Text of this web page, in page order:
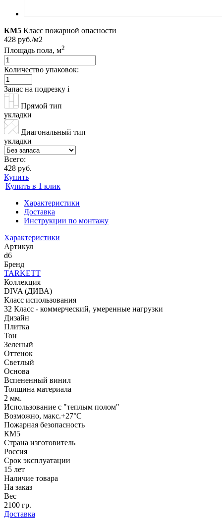
КМ5 Класс пожарной опасности
428 руб./м2
Площадь пола, м2
Количество упаковок:
Запас на подрезку i
Прямой тип
укладки
Диагональный тип
укладки
Всего:
428 руб.
Купить
Купить в 1 клик
Характеристики
Доставка
Инструкции по монтажу
Характеристики
Артикул
d6
Бренд
TARKETT
Коллекция
DIVA (ДИВА)
Класс использования
32 Класс - коммерческий, умеренные нагрузки
Дизайн
Плитка
Тон
Зеленый
Оттенок
Светлый
Основа
Вспененный винил
Толщина материала
2 мм.
Использование с "теплым полом"
Возможно, макс.+27°С
Пожарная безопасность
КМ5
Страна изготовитель
Россия
Срок эксплуатации
15 лет
Наличие товара
На заказ
Вес
2100 гр.
Доставка